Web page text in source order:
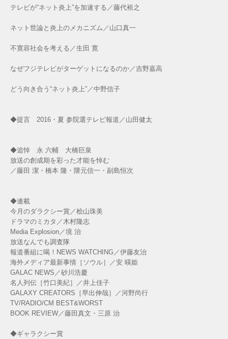
テレビが“ネット炎上”を加速する／藤代裕之
ネット世論と炎上のメカニズム／山口真一
不寛容社会を考える／生田 寛
なぜフジテレビがターゲットになるのか／吉野嘉高
どう向き合う“ネット炎上”／中野信子
◆提言 2016・夏 参院選テレビ報道／山田健太
◆追悼 永 六輔 大橋巨泉
放送の創成期を彩った才能を悼む
／藤田 潔・橋本 隆・隈元信一・副島恒次
◆連載
今月のダラクシー賞／桧山珠美
ドラマのミカタ／木村隆志
Media Explosion／境 治
放送なんでも調査隊
報道番組に喝！NEWS WATCHING／伊藤友治
海外メディア最新事情［ソウル］／安 暎姫
GALAC NEWS／砂川浩慶
名人列伝［竹口美紀］／井上佳子
GALAXY CREATORS［早出伸哉］／河野尚行
TV/RADIO/CM BEST&WORST
BOOK REVIEW／藤田真文・三原 治
◆ギャラクシー賞